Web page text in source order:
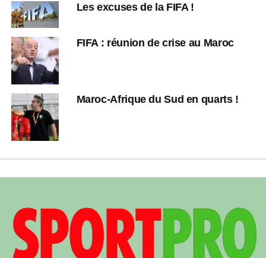
Les excuses de la FIFA !
FIFA : réunion de crise au Maroc
Maroc-Afrique du Sud en quarts !